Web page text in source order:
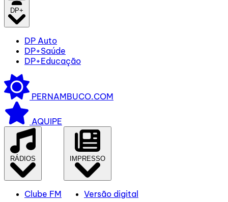
DP+
DP Auto
DP+Saúde
DP+Educação
PERNAMBUCO.COM
AQUIPE
RÁDIOS
Clube FM
IMPRESSO
Versão digital